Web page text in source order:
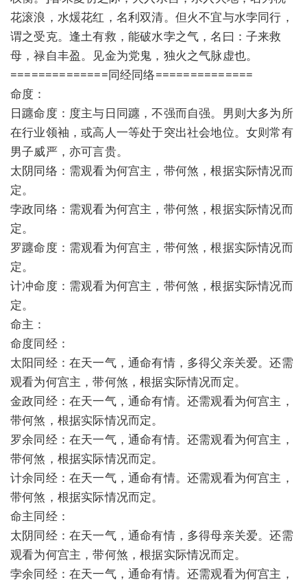
花滚浪，水煖花红，名利双清。但火不宜与水孛同行，
谓之受克。逢土有救，能破水孛之气，名曰：子来救
母，禄自丰盈。见金为党鬼，独火之气脉虚也。
==============同经同络==============
命度：
日躔命度：度主与日同躔，不强而自强。男则大多为所
在行业领袖，或高人一等处于突出社会地位。女则常有
男子威严，亦可言贵。
太阴同络：需观看为何宫主，带何煞，根据实际情况而
定。
孛政同络：需观看为何宫主，带何煞，根据实际情况而
定。
罗躔命度：需观看为何宫主，带何煞，根据实际情况而
定。
计冲命度：需观看为何宫主，带何煞，根据实际情况而
定。
命主：
命度同经：
太阳同经：在天一气，通命有情，多得父亲关爱。还需
观看为何宫主，带何煞，根据实际情况而定。
金政同经：在天一气，通命有情。还需观看为何宫主，
带何煞，根据实际情况而定。
罗余同经：在天一气，通命有情。还需观看为何宫主，
带何煞，根据实际情况而定。
计余同经：在天一气，通命有情。还需观看为何宫主，
带何煞，根据实际情况而定。
命主同经：
太阴同经：在天一气，通命有情，多得母亲关爱。还需
观看为何宫主，带何煞，根据实际情况而定。
孛余同经：在天一气，通命有情。还需观看为何宫主，